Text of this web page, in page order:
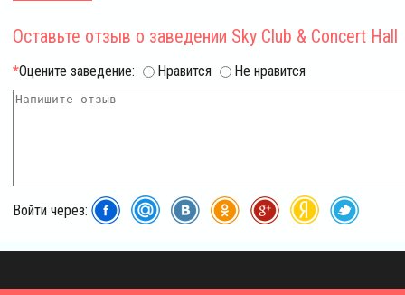
Оставьте отзыв о заведении Sky Club & Concert Hall
*Оцените заведение: Нравится Не нравится
Войти через: